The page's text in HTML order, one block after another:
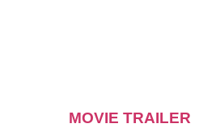
MOVIE TRAILER